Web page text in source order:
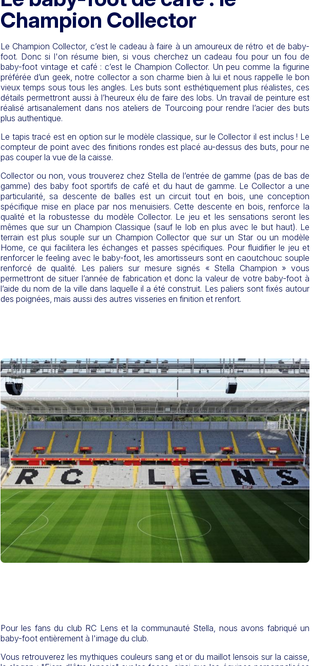
Champion Collector
Le Champion Collector, c’est le cadeau à faire à un amoureux de rétro et de baby-
foot. Donc si l'on résume bien, si vous cherchez un cadeau fou pour un fou de
baby-foot vintage et café : c’est le Champion Collector. Un peu comme la figurine
préférée d’un geek, notre collector a son charme bien à lui et nous rappelle le bon
vieux temps sous tous les angles. Les buts sont esthétiquement plus réalistes, ces
détails permettront aussi à l’heureux élu de faire des lobs. Un travail de peinture est
réalisé artisanalement dans nos ateliers de Tourcoing pour rendre l’acier des buts
plus authentique.
Le tapis tracé est en option sur le modèle classique, sur le Collector il est inclus ! Le
compteur de point avec des finitions rondes est placé au-dessus des buts, pour ne
pas couper la vue de la caisse.
Collector ou non, vous trouverez chez Stella de l’entrée de gamme (pas de bas de
gamme) des baby foot sportifs de café et du haut de gamme. Le Collector a une
particularité, sa descente de balles est un circuit tout en bois, une conception
spécifique mise en place par nos menuisiers. Cette descente en bois, renforce la
qualité et la robustesse du modèle Collector. Le jeu et les sensations seront les
mêmes que sur un Champion Classique (sauf le lob en plus avec le but haut). Le
terrain est plus souple sur un Champion Collector que sur un Star ou un modèle
Home, ce qui facilitera les échanges et passes spécifiques. Pour fluidifier le jeu et
renforcer le feeling avec le baby-foot, les amortisseurs sont en caoutchouc souple
renforcé de qualité. Les paliers sur mesure signés « Stella Champion » vous
permettront de situer l’année de fabrication et donc la valeur de votre baby-foot à
l’aide du nom de la ville dans laquelle il a été construit. Les paliers sont fixés autour
des poignées, mais aussi des autres visseries en finition et renfort.
Pour les fans du club RC Lens et la communauté Stella, nous avons fabriqué un
baby-foot entièrement à l'image du club.
Vous retrouverez les mythiques couleurs sang et or du maillot lensois sur la caisse,